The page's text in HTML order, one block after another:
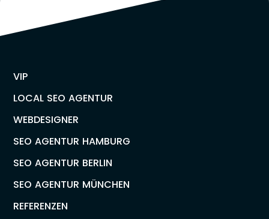
VIP
LOCAL SEO AGENTUR
WEBDESIGNER
SEO AGENTUR HAMBURG
SEO AGENTUR BERLIN
SEO AGENTUR MÜNCHEN
REFERENZEN